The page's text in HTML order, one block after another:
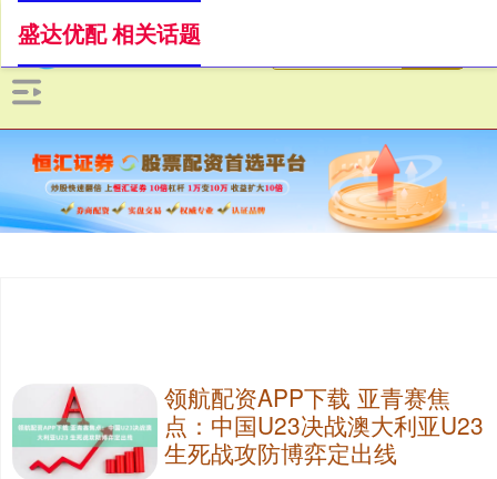
盛达优配 相关话题
领航配资APP下载 亚青赛焦
点：中国U23决战澳大利亚U23
生死战攻防博弈定出线